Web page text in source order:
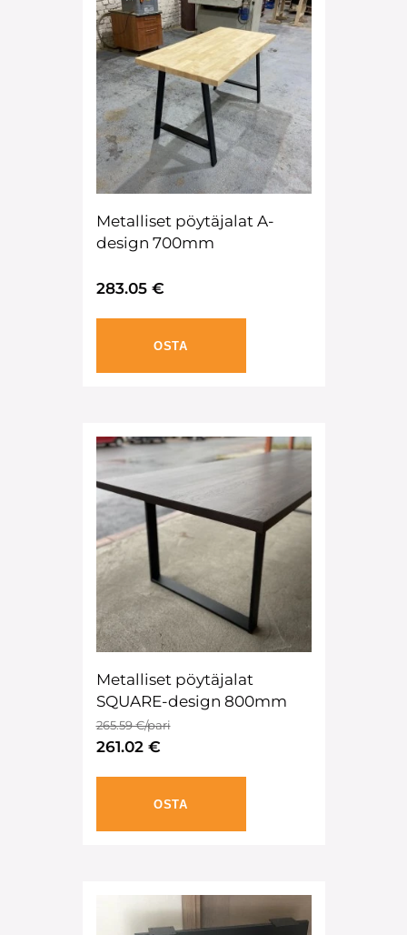
Metalliset pöytäjalat A-
design 700mm
283.05 €
OSTA
Metalliset pöytäjalat
SQUARE-design 800mm
265.59 €/pari
261.02 €
OSTA